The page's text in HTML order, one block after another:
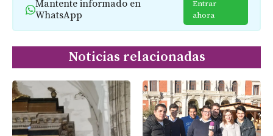
Mantente informado en
WhatsApp
Entrar
ahora
Noticias relacionadas